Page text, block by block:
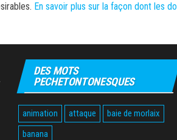
En savoir plus sur la façon dont les
DES MOTS
PECHETONTONESQUES
animation attaque
baie de morlaix
banana